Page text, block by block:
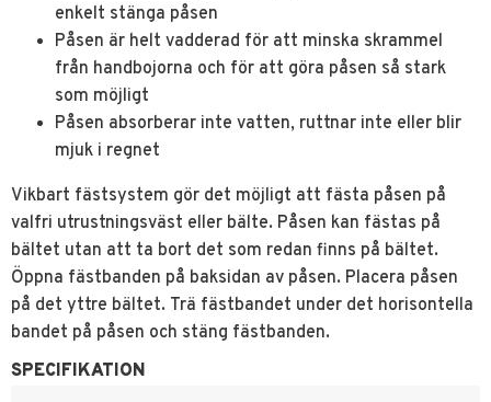
enkelt stänga påsen
Påsen är helt vadderad för att minska skrammel
från handbojorna och för att göra påsen så stark
som möjligt
Påsen absorberar inte vatten, ruttnar inte eller blir
mjuk i regnet
Vikbart fästsystem gör det möjligt att fästa påsen på
valfri utrustningsväst eller bälte. Påsen kan fästas på
bältet utan att ta bort det som redan finns på bältet.
Öppna fästbanden på baksidan av påsen. Placera påsen
på det yttre bältet. Trä fästbandet under det horisontella
bandet på påsen och stäng fästbanden.
SPECIFIKATION